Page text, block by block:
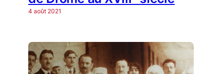
4 août 2021